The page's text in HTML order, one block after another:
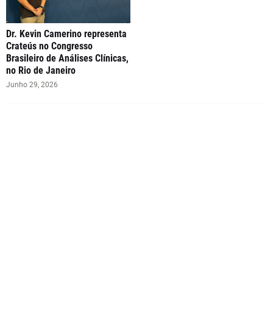
Dr. Kevin Camerino representa
Crateús no Congresso
Brasileiro de Análises Clínicas,
no Rio de Janeiro
Junho 29, 2026